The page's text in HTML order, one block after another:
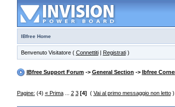
IBfree Home
Benvenuto Visitatore ( Connettiti| Registrati)
IBfree Support Forum-> General Section -> Ibfree
Pagine: (4) « Prima... 2 3 [4] ( Vai al primo messaggio non letto)